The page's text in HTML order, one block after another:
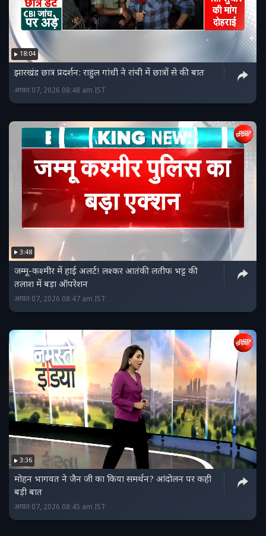
18:04
झारखंड छात्र प्रदर्शन: राहुल गांधी ने रांची में छात्रों से की बात
अगस्त 07, 2026 08:48 am IST
3:48
जम्मू-कश्मीर में हाई अलर्ट! लश्कर आतंकी लतीफ भट्ट की
तलाश में बड़ा ऑपरेशन
अगस्त 07, 2026 08:47 am IST
3:36
मोहन भागवत ने जैन जी का किया समर्थन? आंदोलन पर कही
बड़ी बात
अगस्त 07, 2026 08:45 am IST